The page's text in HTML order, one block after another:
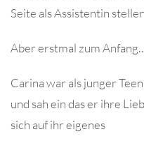
Seite als Assistentin
Aber erstmal zum
Carina war als junger
und sah ein das er ihre
sich auf ihr eigenes